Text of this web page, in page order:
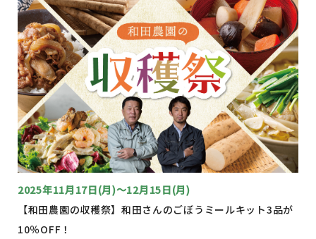
2025年11月17日(月)～12月15日(月)
【和田農園の収穫祭】和田さんのごぼうミールキット3品が
10％OFF！